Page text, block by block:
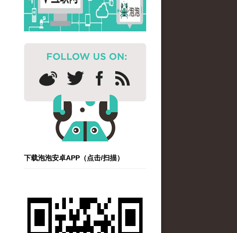
下载泡泡安卓APP（点击/扫描）